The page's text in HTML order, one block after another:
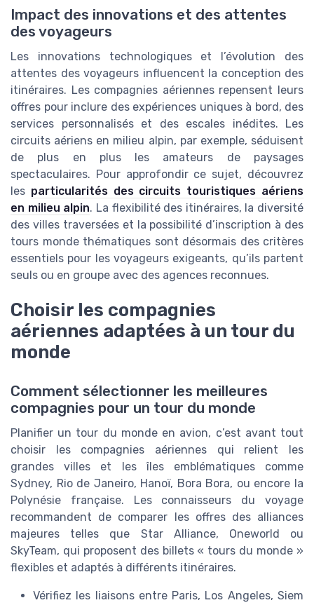
Impact des innovations et des attentes
des voyageurs
Les innovations technologiques et l’évolution des
attentes des voyageurs influencent la conception des
itinéraires. Les compagnies aériennes repensent leurs
offres pour inclure des expériences uniques à bord, des
services personnalisés et des escales inédites. Les
circuits aériens en milieu alpin, par exemple, séduisent
de plus en plus les amateurs de paysages
spectaculaires. Pour approfondir ce sujet, découvrez
les particularités des circuits touristiques aériens
en milieu alpin. La flexibilité des itinéraires, la diversité
des villes traversées et la possibilité d’inscription à des
tours monde thématiques sont désormais des critères
essentiels pour les voyageurs exigeants, qu’ils partent
seuls ou en groupe avec des agences reconnues.
Choisir les compagnies
aériennes adaptées à un tour du
monde
Comment sélectionner les meilleures
compagnies pour un tour du monde
Planifier un tour du monde en avion, c’est avant tout
choisir les compagnies aériennes qui relient les
grandes villes et les îles emblématiques comme
Sydney, Rio de Janeiro, Hanoï, Bora Bora, ou encore la
Polynésie française. Les connaisseurs du voyage
recommandent de comparer les offres des alliances
majeures telles que Star Alliance, Oneworld ou
SkyTeam, qui proposent des billets « tours du monde »
flexibles et adaptés à différents itinéraires.
Vérifiez les liaisons entre Paris, Los Angeles, Siem